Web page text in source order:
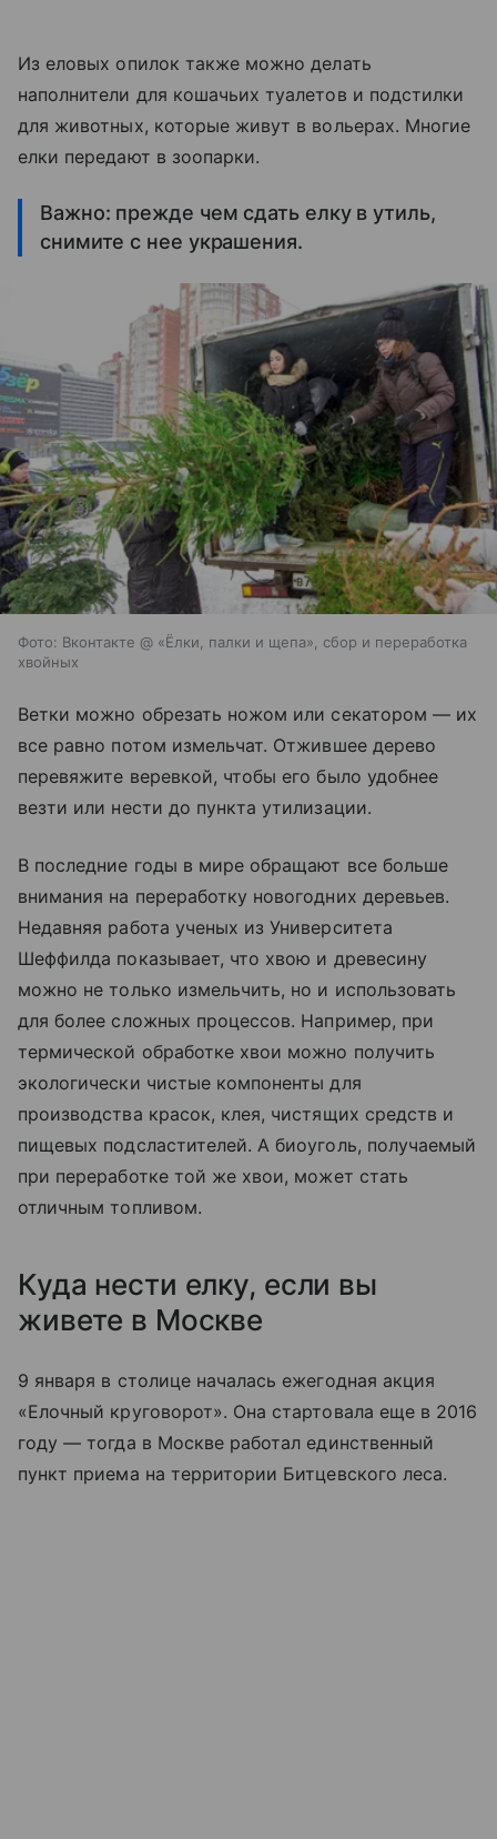
Из еловых опилок также можно делать
наполнители для кошачьих туалетов и подстилки
для животных, которые живут в вольерах. Многие
елки передают в зоопарки.
Важно: прежде чем сдать елку в утиль,
снимите с нее украшения.
Фото: Вконтакте @ «Ёлки, палки и щепа», сбор и переработка
хвойных
Ветки можно обрезать ножом или секатором — их
все равно потом измельчат. Отжившее дерево
перевяжите веревкой, чтобы его было удобнее
везти или нести до пункта утилизации.
В последние годы в мире обращают все больше
внимания на переработку новогодних деревьев.
Недавняя работа ученых из Университета
Шеффилда показывает, что хвою и древесину
можно не только измельчить, но и использовать
для более сложных процессов. Например, при
термической обработке хвои можно получить
экологически чистые компоненты для
производства красок, клея, чистящих средств и
пищевых подсластителей. А биоуголь, получаемый
при переработке той же хвои, может стать
отличным топливом.
Куда нести елку, если вы
живете в Москве
9 января в столице началась ежегодная акция
«Елочный круговорот». Она стартовала еще в 2016
году — тогда в Москве работал единственный
пункт приема на территории Битцевского леса.